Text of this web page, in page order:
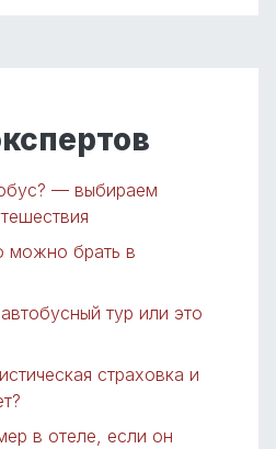
— выбираем
можно брать в
тур или это
страховка и
в отеле, если он